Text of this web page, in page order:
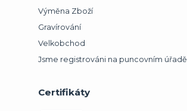
Výměna Zboží
Gravírování
Velkobchod
Jsme registrováni na puncovním úřadě
Certifikáty